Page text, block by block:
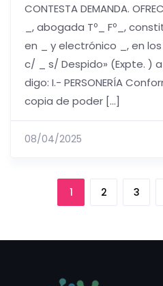
CONTESTA DEMANDA.
_, abogada Tº_ Fº_,
en _ y electrónico _, en
c/ _ s/ Despido» (Expte. )
digo: I.- PERSONERÍA
copia de poder […]
08/04/2025
1 2 3